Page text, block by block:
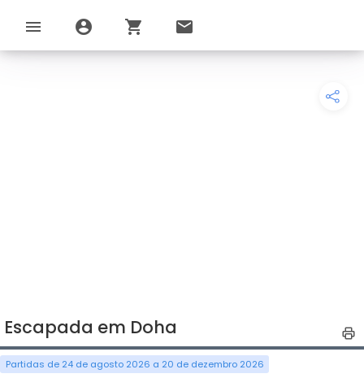
menu account_circle shopping_cart email
Escapada em Doha
Partidas de 24 de agosto 2026 a 20 de dezembro 2026